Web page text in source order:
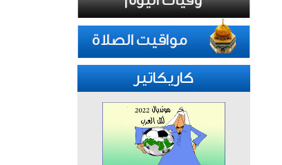
كاريكاتير